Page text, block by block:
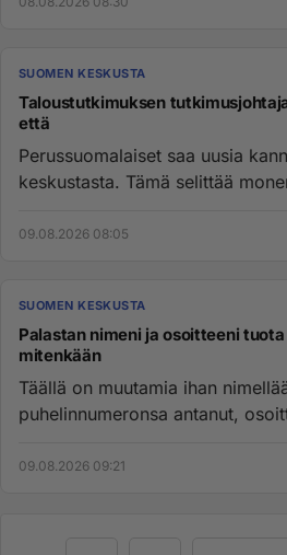
SUOMEN KESKUSTA
Taloustutkimuksen
että
Perussuomalaiset saa uusia
keskustasta. Tämä selittää
09.08.2026 08:05
SUOMEN KESKUSTA
Palastan nimeni ja osoitteeni
mitenkään
Täällä on muutamia ihan
puhelinnumeronsa antanut,
09.08.2026 09:21